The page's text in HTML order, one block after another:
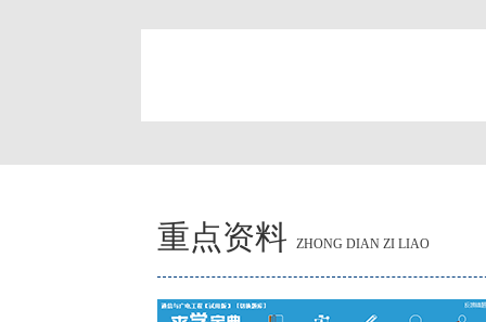
重点资料 ZHONG DIAN ZI LIAO